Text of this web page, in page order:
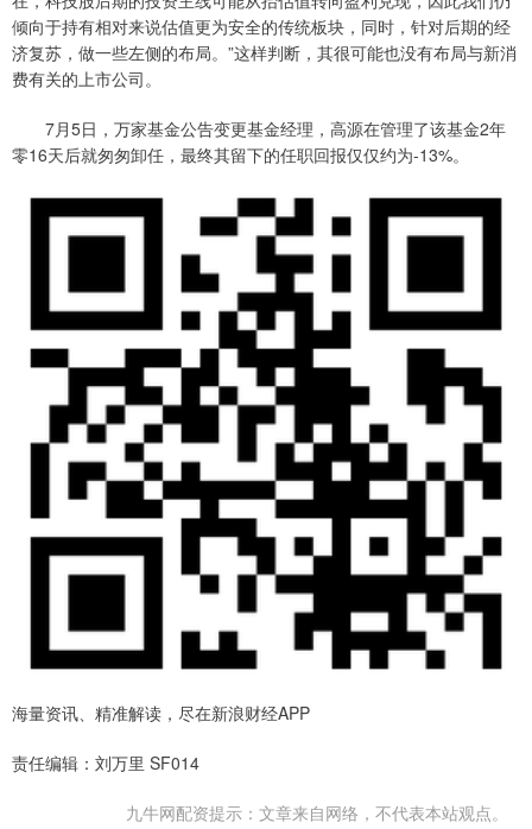
倾向于持有相对来说估值更为安全的传统板块，同时，针对后期的经
济复苏，做一些左侧的布局。”这样判断，其很可能也没有布局与新消
费有关的上市公司。
7月5日，万家基金公告变更基金经理，高源在管理了该基金2年
零16天后就匆匆卸任，最终其留下的任职回报仅仅约为-13%。
海量资讯、精准解读，尽在新浪财经APP
责任编辑：刘万里 SF014
九牛网配资提示：文章来自网络，不代表本站观点。